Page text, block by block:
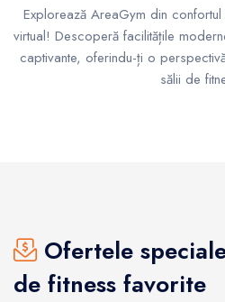
Explorează AreaGym din
virtual! Descoperă facilitățile
captivante, oferindu-ți o
sălii de
Ofertele
de fitness favorite